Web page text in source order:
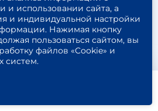
Кущёвская
Лабинск
Новороссийск
Славянск-на-Кубани
и использовании сайта, а
и индивидуальной настройки
Нажимая кнопку
пользоваться сайтом, вы
файлов «Cookie» и
систем.